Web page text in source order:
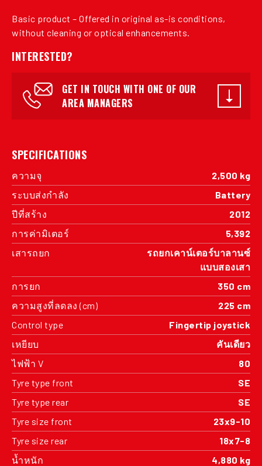
Basic product – Offered in original as-is conditions,
without cleaning or optical enhancements.
INTERESTED?
GET IN TOUCH WITH ONE OF OUR
AREA MANAGERS
SPECIFICATIONS
ความจุ
2,500 kg
ระบบส่งกำลัง
Battery
ปีที่สร้าง
2012
การค่ามิเตอร์
5,392
เสารถยก
รถยกเคาน์เตอร์บาลานซ์
แบบสองเสา
การยก
350 cm
ความสูงที่ลดลง (cm)
225 cm
Control type
Fingertip joystick
เหยียบ
คันเดียว
ไฟฟ้า V
80
Tyre type front
SE
Tyre type rear
SE
Tyre size front
23x9-10
Tyre size rear
18x7-8
น้ำหนัก
4,880 kg